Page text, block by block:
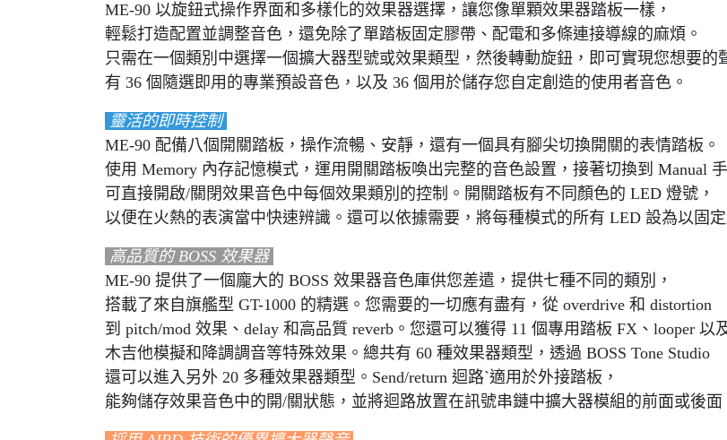
ME-90 以旋鈕式操作界面和多樣化的效果器選擇，讓您像單顆效果器踏板一樣，
輕鬆打造配置並調整音色，還免除了單踏板固定膠帶、配電和多條連接導線的麻煩。
只需在一個類別中選擇一個擴大器型號或效果類型，然後轉動旋鈕，即可實現您想要的
有 36 個隨選即用的專業預設音色，以及 36 個用於儲存您自定創造的使用者音色。
靈活的即時控制
ME-90 配備八個開關踏板，操作流暢、安靜，還有一個具有腳尖切換開關的表情踏板。
使用 Memory 內存記憶模式，運用開關踏板喚出完整的音色設置，接著切換到 Manual
可直接開啟/關閉效果音色中每個效果類別的控制。開關踏板有不同顏色的 LED 燈號，
以便在火熱的表演當中快速辨識。還可以依據需要，將每種模式的所有 LED 設為以固定
高品質的 BOSS 效果器
ME-90 提供了一個龐大的 BOSS 效果器音色庫供您差遣，提供七種不同的類別，
搭載了來自旗艦型 GT-1000 的精選。您需要的一切應有盡有，從 overdrive 和 distortion
到 pitch/mod 效果、delay 和高品質 reverb。您還可以獲得 11 個專用踏板 FX、looper 以
木吉他模擬和降調調音等特殊效果。總共有 60 種效果器類型，透過 BOSS Tone Studio
還可以進入另外 20 多種效果器類型。Send/return 迴路ˋ適用於外接踏板，
能夠儲存效果音色中的開/關狀態，並將迴路放置在訊號串鏈中擴大器模組的前面或後面